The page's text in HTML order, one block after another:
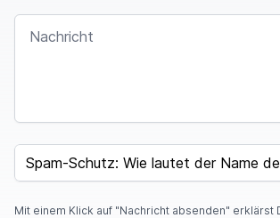
NACHRICHT
F
O
A
SPAM CAPTCHA
Mit einem Klick auf "Nachricht absenden" erklärst